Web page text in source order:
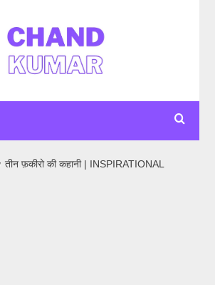
तीन फ़कीरो की कहानी | INSPIRATIONAL